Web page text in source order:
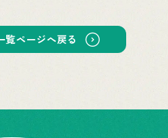
覧ページへ戻る